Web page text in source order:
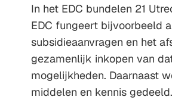
In het EDC bundelen 21
EDC fungeert bijvoorbeeld
subsidieaanvragen en het
gezamenlijk inkopen van
mogelijkheden. Daarnaast
middelen en kennis